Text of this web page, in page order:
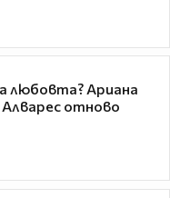
любовта? Ариана
Алварес отново